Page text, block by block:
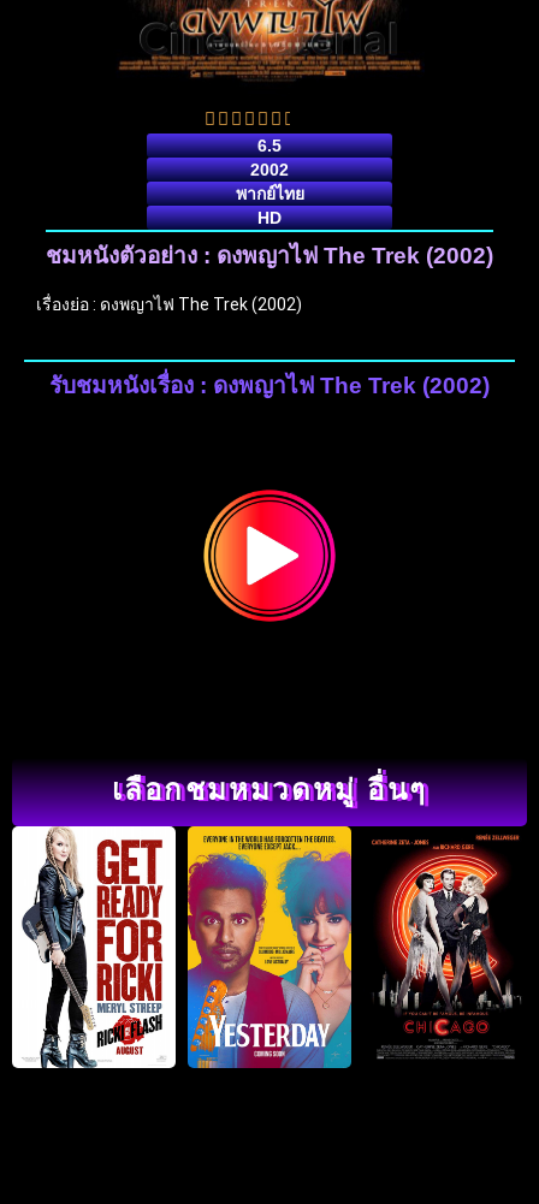
6.5
2002
พากย์ไทย
HD
ชมหนังตัวอย่าง : ดงพญาไฟ The Trek (2002)
เรื่องย่อ : ดงพญาไฟ The Trek (2002)
รับชมหนังเรื่อง : ดงพญาไฟ The Trek (2002)
เลือกชมหมวดหมู่ อื่นๆ